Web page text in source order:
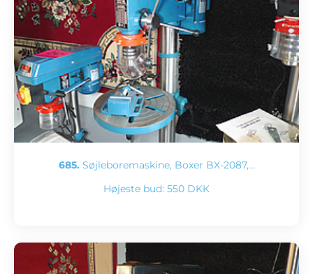
685. Søjleboremaskine, Boxer BX-2087,…
Højeste bud: 550 DKK